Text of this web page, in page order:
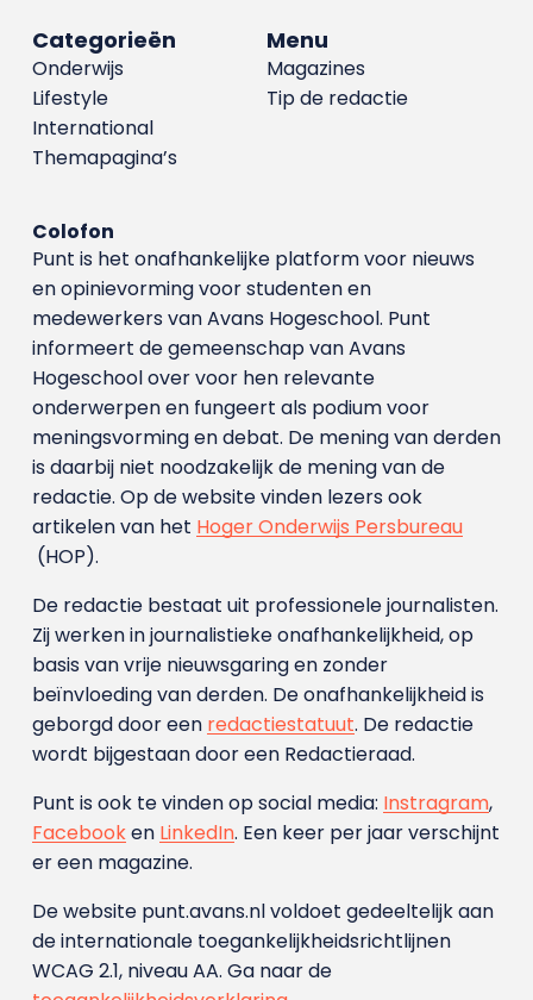
Menu
Magazines
Tip de redactie
Categorieën
Onderwijs
Lifestyle
International
Themapagina’s
Colofon
Punt is het onafhankelijke platform voor nieuws
en opinievorming voor studenten en
medewerkers van Avans Hoge­school. Punt
informeert de gemeenschap van Avans
Hogeschool over voor hen relevante
onderwerpen en fungeert als podium voor
meningsvorming en debat. De mening van derden
is daarbij niet noodzakelijk de mening van de
redactie. Op de website vinden lezers ook
artikelen van het Hoger Onderwijs Persbureau
(HOP).
De redactie bestaat uit professionele journalisten.
Zij werken in journalistieke onafhankelijkheid, op
basis van vrije nieuwsgaring en zonder
beïnvloeding van derden. De onafhankelijkheid is
geborgd door een redactiestatuut. De redactie
wordt bijgestaan door een Redactieraad.
Punt is ook te vinden op social media: Instragram,
Facebooken LinkedIn. Een keer per jaar verschijnt
er een magazine.
De website punt.avans.nl voldoet gedeeltelijk aan
de internationale toegankelijkheidsrichtlijnen
WCAG 2.1, niveau AA. Ga naar de